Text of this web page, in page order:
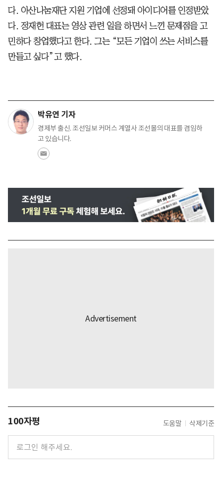
다. 아산나눔재단 지원 기업에 선정돼 아이디어를 인정받았
다. 정재헌 대표는 영상 관련 일을 하면서 느낀 문제점을 고
민하다 창업했다고 한다. 그는 “모든 기업이 쓰는 서비스를
만들고 싶다”고 했다.
박유연 기자
경제부 출신. 조선일보 커머스 계열사 조선몰의 대표를 겸임하
고 있습니다.
100자평 도움말 삭제기준